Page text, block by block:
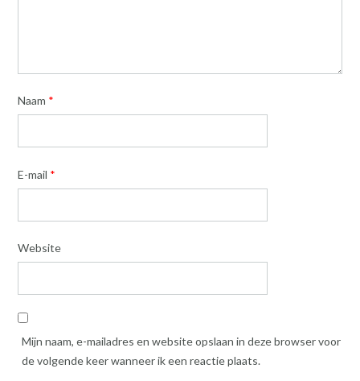
Naam *
E-mail *
Website
Mijn naam, e-mailadres en website opslaan in deze browser voor
de volgende keer wanneer ik een reactie plaats.